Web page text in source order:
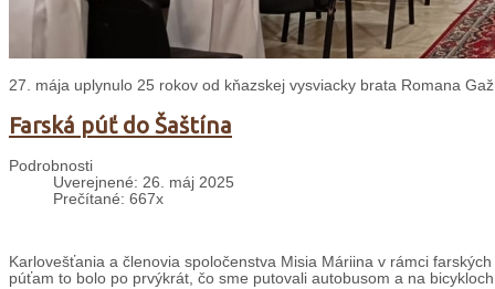
27. mája uplynulo 25 rokov od kňazskej vysviacky brata Romana
Farská púť do Šaštína
Podrobnosti
Uverejnené: 26. máj 2025
Prečítané: 667x
Karlovešťania a členovia spoločenstva Misia Máriina v rámci
púťam to bolo po prvýkrát, čo sme putovali autobusom a na